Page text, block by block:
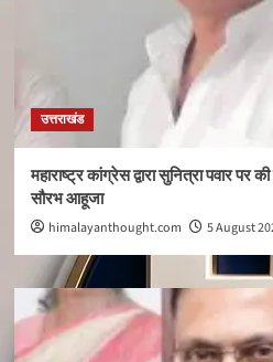
उत्तराखंड
महाराष्ट्र कांग्रेस द्वारा सुनित्रा पवार पर
सौरभ आहूजा
himalayanthought.com 5 August